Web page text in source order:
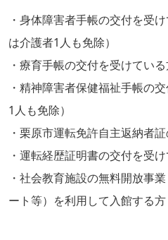
・身体障害者手帳の交付を受
は介護者1人も免除）
・療育手帳の交付を受けてい
・精神障害者保健福祉手帳の
1人も免除）
・栗原市運転免許自主返納者
・運転経歴証明書の交付を受
・社会教育施設の無料開放事
ート等）を利用して入館する方